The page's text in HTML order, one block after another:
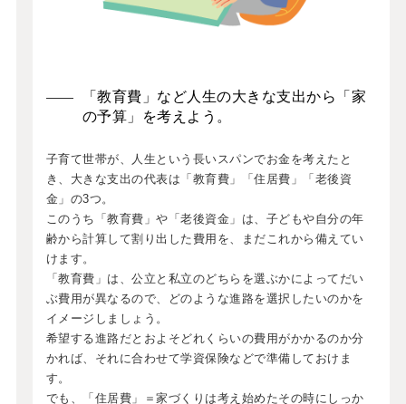
「教育費」など人生の大きな支出から「家
の予算」を考えよう。
子育て世帯が、人生という長いスパンでお金を考えたと
き、大きな支出の代表は「教育費」「住居費」「老後資
金」の3つ。
このうち「教育費」や「老後資金」は、子どもや自分の年
齢から計算して割り出した費用を、まだこれから備えてい
けます。
「教育費」は、公立と私立のどちらを選ぶかによってだい
ぶ費用が異なるので、どのような進路を選択したいのかを
イメージしましょう。
希望する進路だとおよそどれくらいの費用がかかるのか分
かれば、それに合わせて学資保険などで準備しておけま
す。
でも、「住居費」＝家づくりは考え始めたその時にしっか